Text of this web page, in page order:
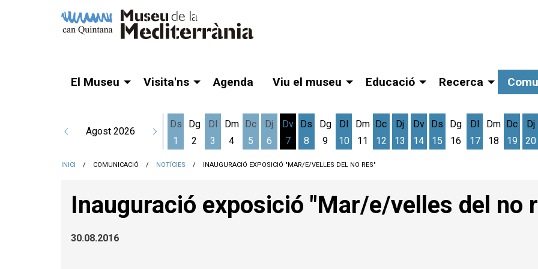
El Museu Visita'ns Agenda Viu el museu Educació Recerca
Agost 2026
Ds
1
Dg
2
Dl
3
Dm
4
Dc
5
Dj
6
Dv
7
Ds
8
Dg
9
Dl
10
Dm
11
Dc
12
Dj
13
Dv
14
Ds
15
Dg
16
Dl
17
Dm
18
Dc
19
Dj
20
INICI COMUNICACIÓ NOTÍCIES INAUGURACIÓ EXPOSICIÓ "MAR/E/VELLES DEL NO RES"
Inauguració exposició "Mar/e/velles del no
30.08.2016